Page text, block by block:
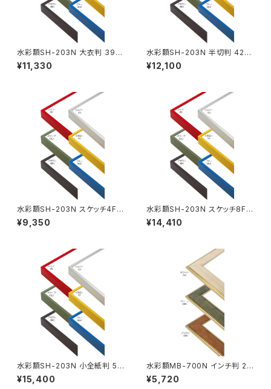
水彩額SH-203N 大衣判 393
×508ミリ
¥11,330
水彩額SH-203N 半切判 423
×545ミリ
¥12,100
水彩額SH-203N スケッチ4F 3
52×443ミリ
¥9,350
水彩額SH-203N スケッチ8F 5
20×595ミリ
¥14,410
水彩額SH-203N 小全紙判 50
7×659ミリ
¥15,400
水彩額MB-700N インチ判 20
3×254ミリ
¥5,720